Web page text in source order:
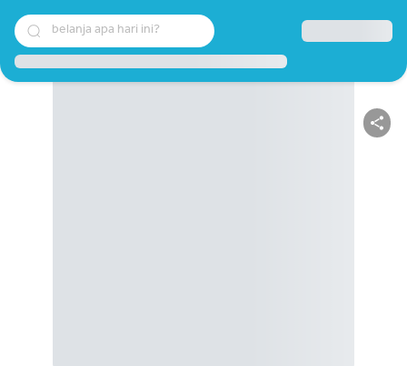
belanja apa hari ini?